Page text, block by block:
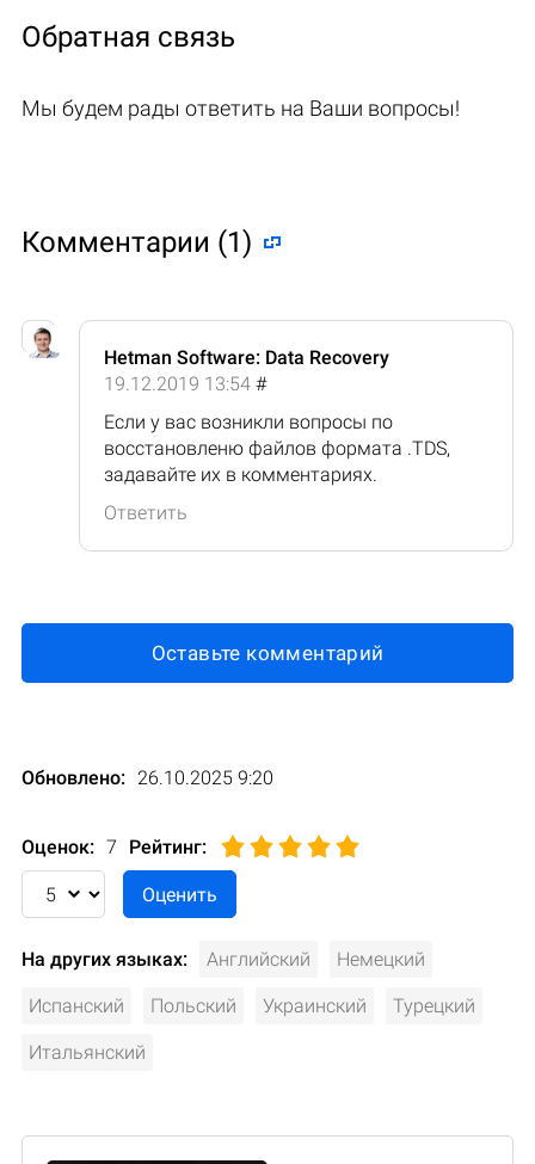
Обратная связь
Мы будем рады ответить на Ваши вопросы!
Комментарии (1)
Hetman Software: Data Recovery
19.12.2019 13:54 #
Если у вас возникли вопросы по
восстановленю файлов формата .TDS,
задавайте их в комментариях.
Ответить
Оставьте комментарий
Обновлено: 26.10.2025 9:20
Оценок: 7 Рейтинг:
На других языках: Английский Немецкий
Испанский Польский Украинский Турецкий
Итальянский